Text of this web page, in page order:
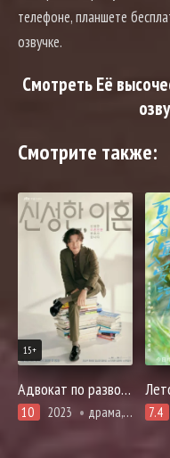
телефоне, планшете
озвучке.
Смотреть Её
Смотрите также:
15+
Адвокат по разводам Щин
10 2023 драма, про закон прокуроров и адвокатов, вебтун 7.4